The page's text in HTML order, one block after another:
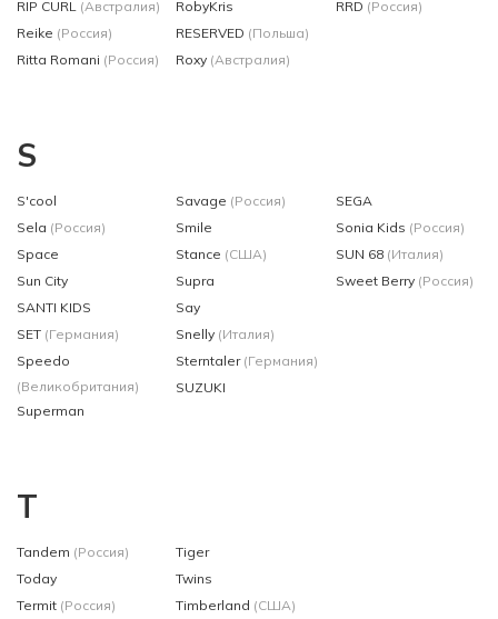
RIP CURL (Австралия)
Reike (Россия)
Ritta Romani (Россия)
RobyKris
RESERVED (Польша)
Roxy (Австралия)
RRD (Россия)
S
S'cool
Sela (Россия)
Space
Sun City
SANTI KIDS
SET (Германия)
Speedo
(Великобритания)
Superman
Savage (Россия)
Smile
Stance (США)
Supra
Say
Snelly (Италия)
Sterntaler (Германия)
SUZUKI
SEGA
Sonia Kids (Россия)
SUN 68 (Италия)
Sweet Berry (Россия)
T
Tandem (Россия)
Today
Termit (Россия)
Tiger
Twins
Timberland (США)